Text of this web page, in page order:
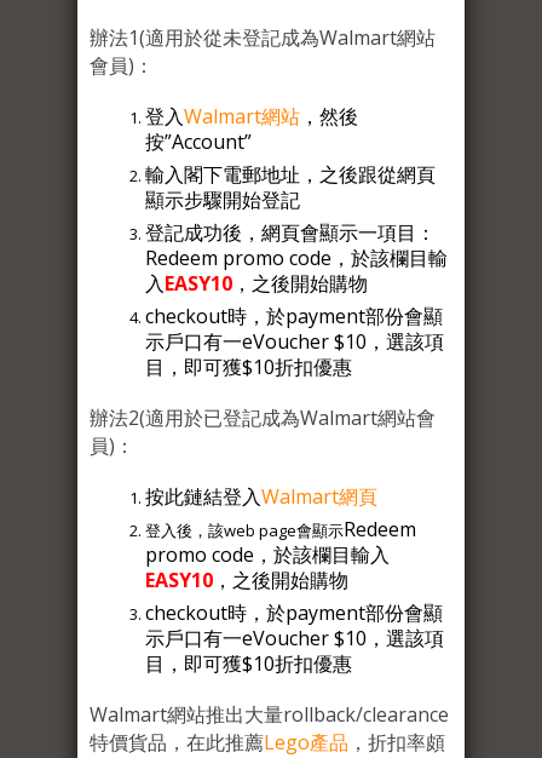
辦法1(適用於從未登記成為Walmart網站
會員)：
登入Walmart網站 ，然後
按”Account”
輸入閣下電郵地址，之後跟從網頁
顯示步驟開始登記
登記成功後，網頁會顯示一項目：
Redeem promo code，於該欄目輸
入EASY10 ，之後開始購物
checkout時，於payment部份會顯
示戶口有一eVoucher $10，選該項
目，即可獲$10折扣優惠
辦法2(適用於已登記成為Walmart網站會
員)：
按此鏈結登入Walmart網頁
登入後，該web page會顯示Redeem
promo code，於該欄目輸入
EASY10 ，之後開始購物
checkout時，於payment部份會顯
示戶口有一eVoucher $10，選該項
目，即可獲$10折扣優惠
Walmart網站推出大量rollback/clearance
特價貨品，在此推薦Lego產品 ，折扣率頗